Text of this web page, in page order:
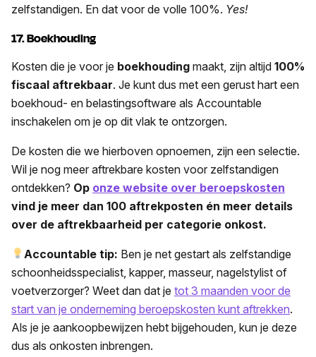
zelfstandigen. En dat voor de volle 100%. Yes!
17. Boekhouding
Kosten die je voor je boekhouding maakt, zijn altijd 100%
fiscaal aftrekbaar. Je kunt dus met een gerust hart een
boekhoud- en belastingsoftware als Accountable
inschakelen om je op dit vlak te ontzorgen.
De kosten die we hierboven opnoemen, zijn een selectie.
Wil je nog meer aftrekbare kosten voor zelfstandigen
ontdekken? Op onze website over beroepskosten
vind je meer dan 100 aftrekposten én meer details
over de aftrekbaarheid per categorie onkost.
Accountable tip: Ben je net gestart als zelfstandige
schoonheidsspecialist, kapper, masseur, nagelstylist of
voetverzorger? Weet dan dat je tot 3 maanden voor de
start van je onderneming beroepskosten kunt aftrekken.
Als je je aankoopbewijzen hebt bijgehouden, kun je deze
dus als onkosten inbrengen.